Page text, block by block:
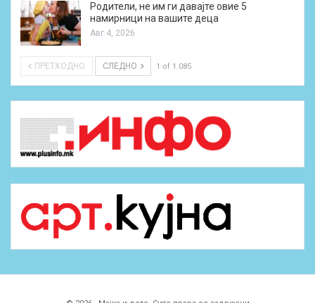
Родители, не им ги давајте овие 5
намирници на вашите деца
Авг 4, 2026
ПРЕТХОДНО СЛЕДНО 1 of 1.085